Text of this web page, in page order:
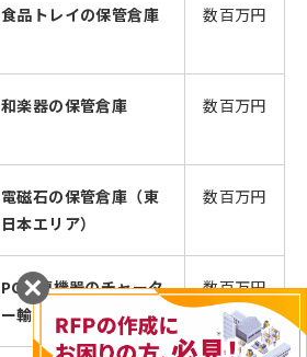
食品トレイの保管倉庫 数百万円
和楽器の保管倉庫 数百万円
電磁石の保管倉庫（東
日本エリア）
数百万円
PC関連機器のチャータ
ー輸送
数百万円